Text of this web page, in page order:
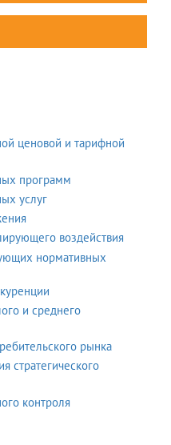
ценовой и тарифной
программ
услуг
воздействия
нормативных
и среднего
рынка
стратегического
контроля